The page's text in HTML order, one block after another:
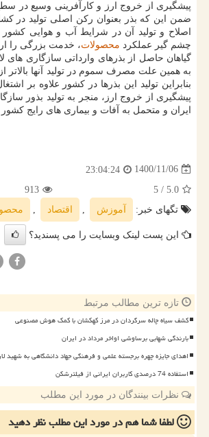
پیشگیری از خروج ارز و کارآفرینی وسیع در
ضمن این که بذر بعنوان رکن اصلی تولید در
اصلاح و تولید آن در شرایط آب و هوایی کشور
چشم گیر عملکرد محصولات، خدمت بزرگی را
گیاهان حاصل از بذرهای وارداتی سازگاری های
به همین علت مصرف سموم در تولید آنها بالاتر از
بنابراین تولید این بذرها در کشور علاوه بر
پیشگیری از خروج ارز، منجر به تولید بذور
ایران و متحمل به آفات و بیماری های رایج
1400/11/06
23:04:24
5.0
/ 5
913
تگهای خبر:
آموزش , اقتصاد ,
این پست لینک وبسایت را می پسندید؟
تازه ترین مطالب مرتبط
کشف سیاه چاله سرگردان در مرز کهکشان با کمک هوش مصنوعی
بارندگی شهابی برساوشی اواخر مرداد در ایران
اهدای جایزه چهره برجسته علمی و فرهنگی جهاد دانشگاهی به شهید
استفاده 74 درصدی کاربران ایرانی از فیلترشکن
نظرات بینندگان در مورد این مطلب
لطفا شما همدر مورد این مطلبنظر دهید